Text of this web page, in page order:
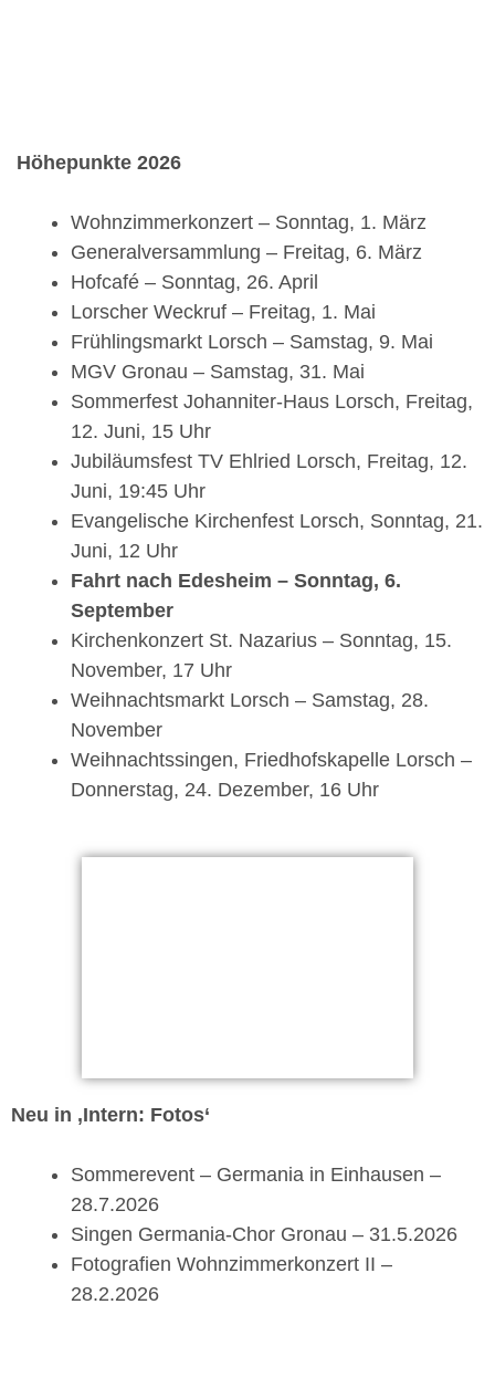
Höhepunkte 2026
Wohnzimmerkonzert – Sonntag, 1. März
Generalversammlung – Freitag, 6. März
Hofcafé – Sonntag, 26. April
Lorscher Weckruf – Freitag, 1. Mai
Frühlingsmarkt Lorsch – Samstag, 9. Mai
MGV Gronau – Samstag, 31. Mai
Sommerfest Johanniter-Haus Lorsch, Freitag,
12. Juni, 15 Uhr
Jubiläumsfest TV Ehlried Lorsch, Freitag, 12.
Juni, 19:45 Uhr
Evangelische Kirchenfest Lorsch, Sonntag, 21.
Juni, 12 Uhr
Fahrt nach Edesheim – Sonntag, 6.
September
Kirchenkonzert St. Nazarius – Sonntag, 15.
November, 17 Uhr
Weihnachtsmarkt Lorsch – Samstag, 28.
November
Weihnachtssingen, Friedhofskapelle Lorsch –
Donnerstag, 24. Dezember, 16 Uhr
Neu in ‚Intern: Fotos‘
Sommerevent – Germania in Einhausen –
28.7.2026
Singen Germania-Chor Gronau – 31.5.2026
Fotografien Wohnzimmerkonzert II –
28.2.2026